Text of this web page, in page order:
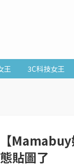
王 3C科技女王
貼圖了